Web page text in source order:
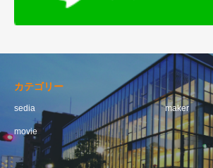
カテゴリー
sedia maker
movie